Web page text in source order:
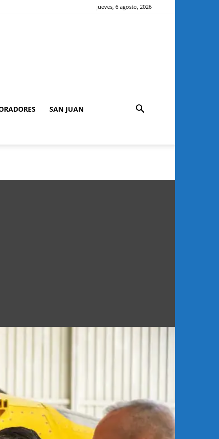
jueves, 6 agosto, 2026
SAN JUAN